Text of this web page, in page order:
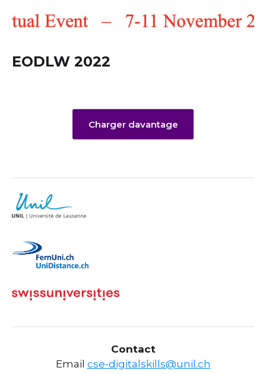
EODLW 2022
Charger davantage
Contact
Email cse-digitalskills@unil.ch